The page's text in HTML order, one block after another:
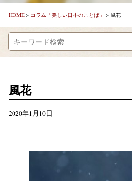
新着情報
コラム「美しとき」
コラム「美しい日本のことば」
HOME> コラム「美しい日本のことば」 > 風花
風花
2020年1月10日